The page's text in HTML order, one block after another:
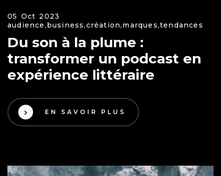
05 Oct 2023
audience,business,création,marques,tendances
Du son à la plume :
transformer un podcast en
expérience littéraire
EN SAVOIR PLUS